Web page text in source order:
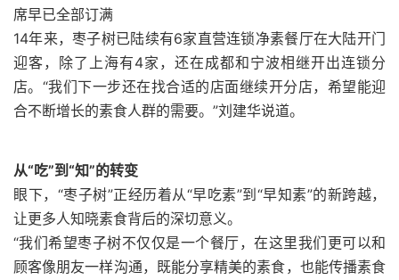
席早已全部订满
14年来，枣子树已陆续有6家直营连锁净素餐厅在大陆开门
迎客，除了上海有4家，还在成都和宁波相继开出连锁分
店。“我们下一步还在找合适的店面继续开分店，希望能迎
合不断增长的素食人群的需要。”刘建华说道。
从“吃”到“知”的转变
眼下，“枣子树”正经历着从“早吃素”到“早知素”的新跨越，
让更多人知晓素食背后的深切意义。
“我们希望枣子树不仅仅是一个餐厅，在这里我们更可以和
顾客像朋友一样沟通，既能分享精美的素食，也能传播素食